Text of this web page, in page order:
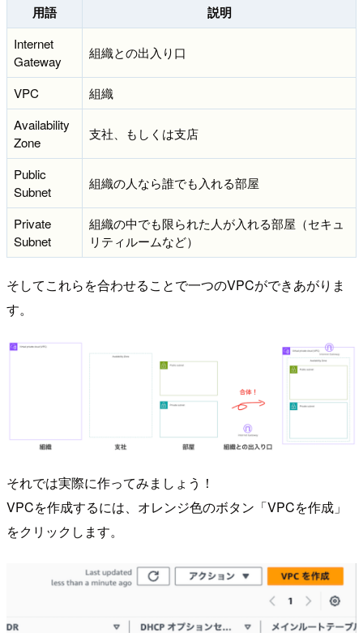
用語 説明
Internet
Gateway
組織との出入り口
VPC
組織
Availability
Zone
支社、もしくは支店
Public
Subnet
組織の人なら誰でも入れる部屋
Private
Subnet
組織の中でも限られた人が入れる部屋（セキュ
リティルームなど）
そしてこれらを合わせることで一つのVPCができあがりま
す。
それでは実際に作ってみましょう！
VPCを作成するには、オレンジ色のボタン「VPCを作成」
をクリックします。